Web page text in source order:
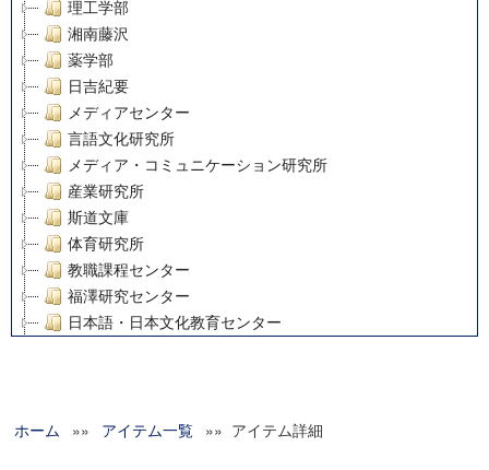
理工学部
湘南藤沢
薬学部
日吉紀要
メディアセンター
言語文化研究所
メディア・コミュニケーション研究所
産業研究所
斯道文庫
体育研究所
教職課程センター
福澤研究センター
日本語・日本文化教育センター
グローバルリサーチインスティテュート
ホーム »» アイテム一覧 »» アイテム詳細